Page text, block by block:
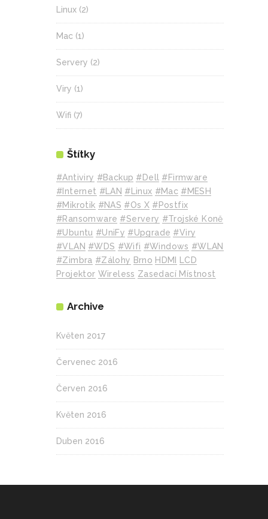
Linux (2)
Mac (1)
Servery (2)
Viry (1)
Wifi (7)
Štítky
#Antiviry #backup #Dell
#Firmware
#internet #LAN #Linux #mac #MESH
#mikrotik #NAS #Os X #Postfix
#Ransomware #Servery #Trojské Koně
#Ubuntu #UniFy #Upgrade #Viry
#VLAN #WDS #wifi #Windows #WLAN
#Zimbra #zálohy Brno HDMI
LCD
Projektor Wireless Zasedací Místnost
Archive
Květen 2017
Červenec 2016
Červen 2016
Květen 2016
Duben 2016